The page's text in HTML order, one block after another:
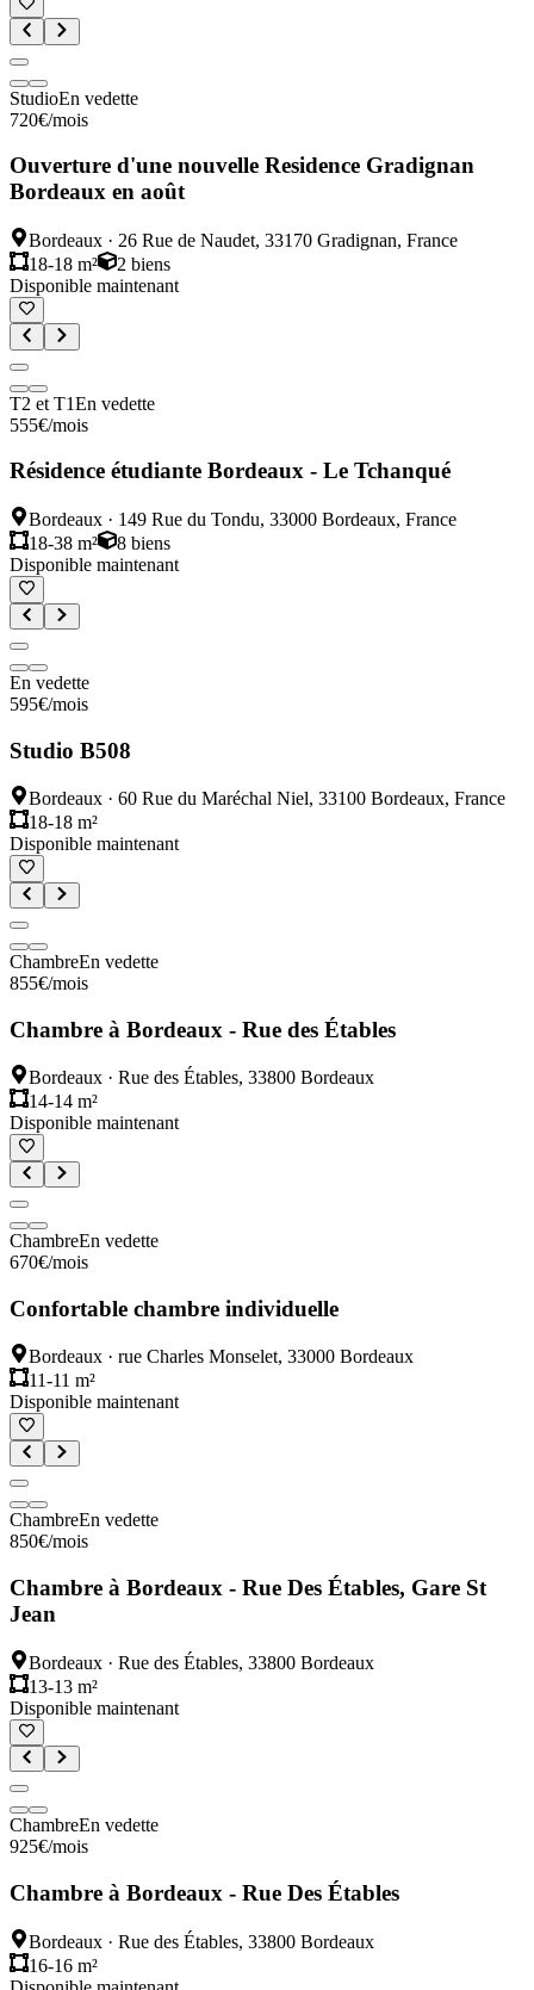
StudioEn vedette
720€/mois
Ouverture d'une nouvelle Residence Gradignan
Bordeaux en août
Bordeaux · 26 Rue de Naudet, 33170 Gradignan, France
18-18 m²
2 biens
Disponible maintenant
T2 et T1En vedette
555€/mois
Résidence étudiante Bordeaux - Le Tchanqué
Bordeaux · 149 Rue du Tondu, 33000 Bordeaux, France
18-38 m²
8 biens
Disponible maintenant
En vedette
595€/mois
Studio B508
Bordeaux · 60 Rue du Maréchal Niel, 33100 Bordeaux, France
18-18 m²
Disponible maintenant
ChambreEn vedette
855€/mois
Chambre à Bordeaux - Rue des Étables
Bordeaux · Rue des Étables, 33800 Bordeaux
14-14 m²
Disponible maintenant
ChambreEn vedette
670€/mois
Confortable chambre individuelle
Bordeaux · rue Charles Monselet, 33000 Bordeaux
11-11 m²
Disponible maintenant
ChambreEn vedette
850€/mois
Chambre à Bordeaux - Rue Des Étables, Gare St
Jean
Bordeaux · Rue des Étables, 33800 Bordeaux
13-13 m²
Disponible maintenant
ChambreEn vedette
925€/mois
Chambre à Bordeaux - Rue Des Étables
Bordeaux · Rue des Étables, 33800 Bordeaux
16-16 m²